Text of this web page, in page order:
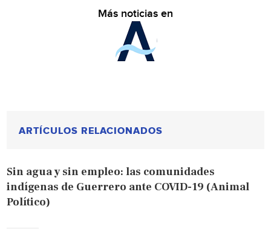
Más noticias en
ARTÍCULOS RELACIONADOS
Sin agua y sin empleo: las comunidades
indígenas de Guerrero ante COVID-19 (Animal
Político)